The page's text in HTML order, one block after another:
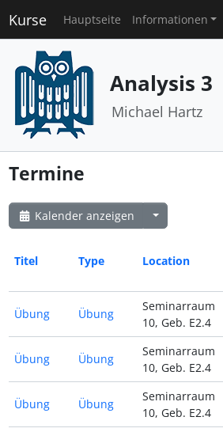
Kurse Hauptseite Informationen
Analysis 3
Michael Hartz
Termine
Kalender anzeigen
Titel Type Location
Übung Übung
Seminarraum
10, Geb. E2.4
Übung Übung
Seminarraum
10, Geb. E2.4
Übung Übung
Seminarraum
10, Geb. E2.4